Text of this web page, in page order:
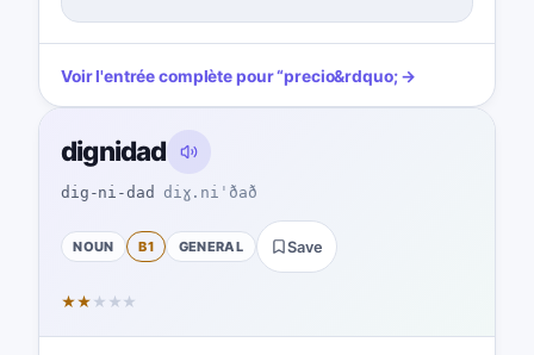
Voir l'entrée complète pour“precio&rdquo; →
dignidad
dig-ni-dad diɣ.niˈðað
NOUN B1 GENERAL Save
★★ ★ ★ ★